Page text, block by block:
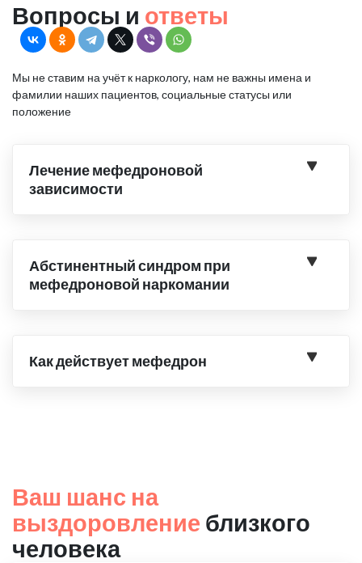
Вопросы и ответы
Мы не ставим на учёт к наркологу, нам не важны имена и
фамилии наших пациентов, социальные статусы или
положение
Лечение мефедроновой
зависимости
Абстинентный синдром при
мефедроновой наркомании
Как действует мефедрон
Ваш шанс на
выздоровление близкого
человека